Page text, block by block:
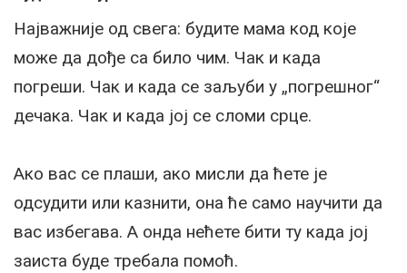
Најважније од свега: будите мама код које
може да дође са било чим. Чак и када
погреши. Чак и када се заљуби у „погрешног“
дечака. Чак и када јој се сломи срце.
Ако вас се плаши, ако мисли да ћете је
одсудити или казнити, она ће само научити да
вас избегава. А онда нећете бити ту када јој
заиста буде требала помоћ.